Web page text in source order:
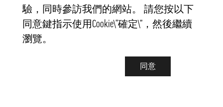
驗，同時參訪我們的網站。 請您按以下
同意鍵指示使用Cookie\“確定\”，然後繼續
瀏覽。
同意